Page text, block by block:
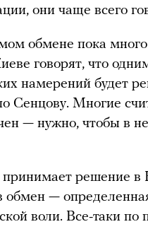
они чаще всего
обмене пока
говорят, что
намерений будет
Сенцову. Многие
— нужно, чтобы в
принимает решение
—
воли. Все-таки по